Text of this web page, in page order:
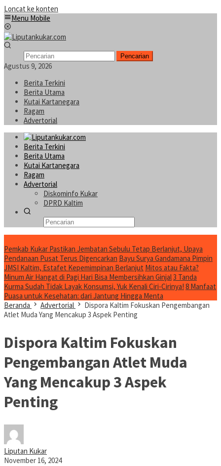
Loncat ke konten
Menu Mobile
Pencarian
Agustus 9, 2026
Berita Terkini
Berita Utama
Kutai Kartanegara
Ragam
Advertorial
Berita Terkini
Berita Utama
Kutai Kartanegara
Ragam
Advertorial
Diskominfo Kukar
DPRD Kaltim
Pemkab Kukar Pastikan Jembatan Sebulu Tetap Berlanjut, Upaya
Pendanaan Pusat Terus Digencarkan Bayu Surya Gandamana Pimpin
JMSI Kaltim, Estafet Kepemimpinan Berlanjut Mitos atau Fakta?
Minum Air Hangat di Pagi Hari Bisa Membersihkan Ginjal3 Tanda
Kurma Sudah Tidak Layak Konsumsi, Yuk Kenali Ciri-Cirinya! 8 Manfaat
Puasa untuk Kesehatan: dari Jantung Hingga Menta
Beranda
Advertorial
Dispora Kaltim Fokuskan Pengembangan
Atlet Muda Yang Mencakup 3 Aspek Penting
Dispora Kaltim Fokuskan
Pengembangan Atlet Muda
Yang Mencakup 3 Aspek
Penting
Liputan Kukar
November 16, 2024